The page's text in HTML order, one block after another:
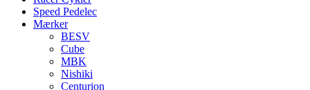
Speed Pedelec
Mærker
BESV
Cube
MBK
Nishiki
Centurion